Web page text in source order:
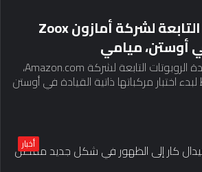
وحدة الروبوتات التابعة لشركة أمازون Zoox
أوستن، ميامي
قالت شركة Zoox، وحدة الروبوتات التابعة لشركة Amazon.com،
اختبار مركباتها ذاتية القيادة في أوستن
أخبار